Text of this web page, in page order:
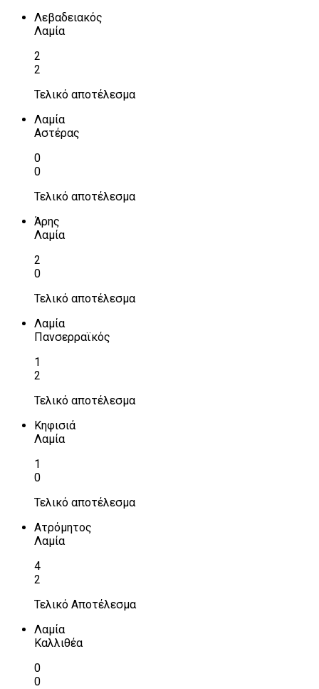
Λεβαδειακός
Λαμία
2
2
Τελικό αποτέλεσμα
Λαμία
Αστέρας
0
0
Τελικό αποτέλεσμα
Άρης
Λαμία
2
0
Τελικό αποτέλεσμα
Λαμία
Πανσερραϊκός
1
2
Τελικό αποτέλεσμα
Κηφισιά
Λαμία
1
0
Τελικό αποτέλεσμα
Ατρόμητος
Λαμία
4
2
Τελικό Αποτέλεσμα
Λαμία
Καλλιθέα
0
0